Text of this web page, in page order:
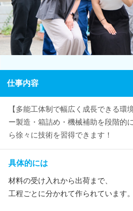
仕事内容
【多能工体制で幅広く成長できる環
ー製造・箱詰め・機械補助を段階的
ら徐々に技術を習得できます！
具体的には
材料の受け入れから出荷まで、
工程ごとに分かれて作られています。